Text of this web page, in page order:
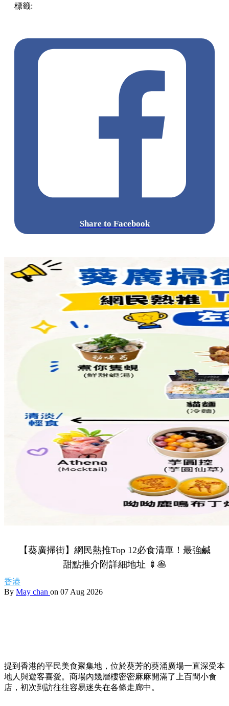
標籤:
Share to Facebook
【葵廣掃街】網民熱推Top 12必食清單！最強鹹
甜點推介附詳細地址 🍢🥞
香港
By May chan on 07 Aug 2026
提到香港的平民美食聚集地，位於葵芳的葵涌廣場一直深受本
地人與遊客喜愛。商場內幾層樓密密麻麻開滿了上百間小食
店，初次到訪往往容易迷失在各條走廊中。